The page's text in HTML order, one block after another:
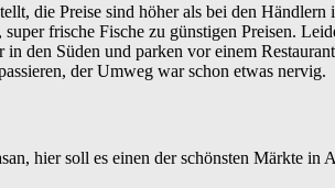
die Preise sind höher als bei den
frische Fische zu günstigen Preisen.
den Süden und parken vor einem
der Umweg war schon etwas nervig.
soll es einen der schönsten Märkte in